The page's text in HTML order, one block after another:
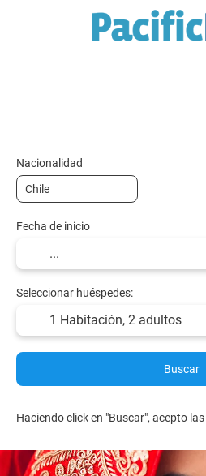
Nacionalidad
Fecha de inicio
Seleccionar huéspedes:
1 Habitación, 2 adultos
Buscar
Haciendo click en "Buscar", acepto las